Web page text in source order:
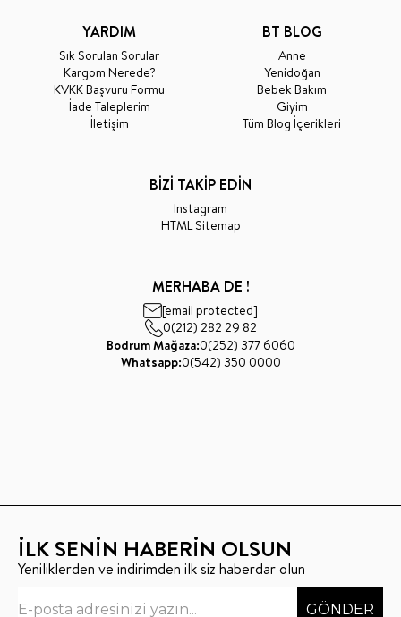
YARDIM
Sık Sorulan Sorular
Kargom Nerede?
KVKK Başvuru Formu
İade Taleplerim
İletişim
BT BLOG
Anne
Yenidoğan
Bebek Bakım
Giyim
Tüm Blog İçerikleri
BİZİ TAKİP EDİN
Instagram
HTML Sitemap
MERHABA DE !
[email protected]
0(212) 282 29 82
Bodrum Mağaza:0(252) 377 6060
Whatsapp:0(542) 350 0000
İLK SENİN HABERİN OLSUN
Yeniliklerden ve indirimden ilk siz haberdar olun
GÖNDER